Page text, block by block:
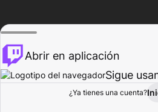
Explorar
Abrir en aplicación
Sigue
¿Ya tienes una cuenta?